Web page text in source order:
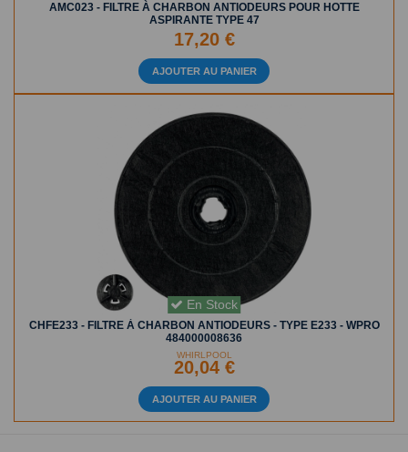
AMC023 - FILTRE À CHARBON ANTIODEURS POUR HOTTE
ASPIRANTE TYPE 47
17,20 €
AJOUTER AU PANIER
En Stock
CHFE233 - FILTRE À CHARBON ANTIODEURS - TYPE E233 - WPRO
484000008636
WHIRLPOOL
20,04 €
AJOUTER AU PANIER